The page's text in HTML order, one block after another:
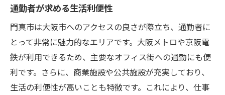
通勤者が求める生活利便性
門真市は大阪市へのアクセスの良さが際立ち、通勤者に
とって非常に魅力的なエリアです。大阪メトロや京阪電
鉄が利用できるため、主要なオフィス街への通勤にも便
利です。さらに、商業施設や公共施設が充実しており、
生活の利便性が高いことも特徴です。これにより、仕事